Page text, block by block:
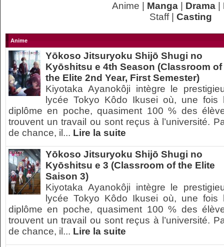
Anime | Manga| Drama|
Staff | Casting
Anime
Yōkoso Jitsuryoku Shijō Shugi no
Kyōshitsu e 4th Season (Classroom of
the Elite 2nd Year, First Semester)
Kiyotaka Ayanokôji intègre le
lycée Tokyo Kôdo Ikusei où, une fois
diplôme en poche, quasiment 100 % des
trouvent un travail ou sont reçus à l’université.
de chance, il... Lire la suite
Yōkoso Jitsuryoku Shijō Shugi no
Kyōshitsu e 3 (Classroom of the Elite
Saison 3)
Kiyotaka Ayanokôji intègre le
lycée Tokyo Kôdo Ikusei où, une fois
diplôme en poche, quasiment 100 % des
trouvent un travail ou sont reçus à l’université.
de chance, il... Lire la suite